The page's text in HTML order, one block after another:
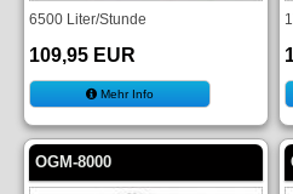
6500 Liter/Stunde
109,95 EUR
Mehr Info
OGM-8000